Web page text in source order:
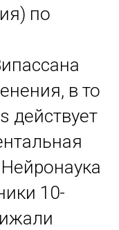
по
в то
действует
10-